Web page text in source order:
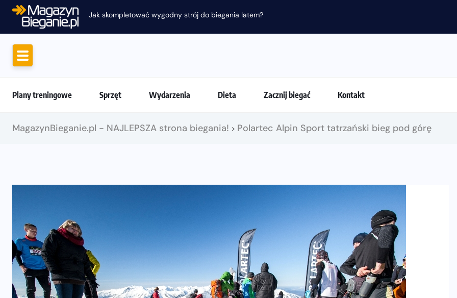
Jak skompletować wygodny strój do biegania latem?
Plany treningowe Sprzęt Wydarzenia Dieta Zacznij biegać Kontakt
MagazynBieganie.pl - NAJLEPSZA strona biegania! > Polartec Alpin Sport tatrzański bieg pod górę